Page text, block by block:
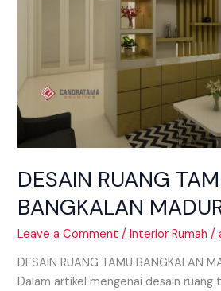
DESAIN RUANG
BANGKALAN
Leave a Comment /Interior Rumah /
DESAIN RUANG TAMU BANGKALAN
Dalam artikel mengenai desain ruang